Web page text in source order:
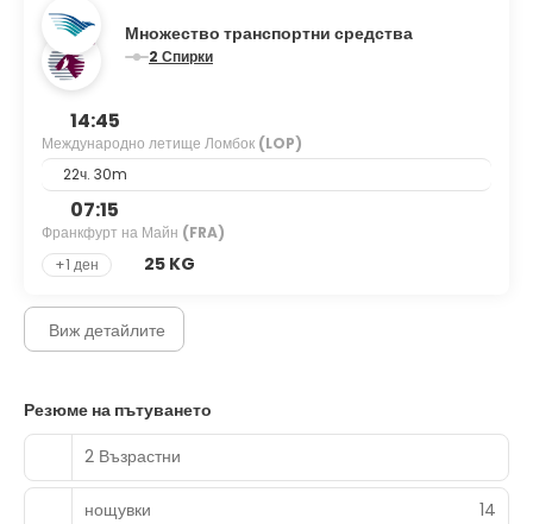
Множество транспортни средства
2 Спирки
14:45
Международно летище Ломбок (LOP)
22ч. 30m
07:15
Франкфурт на Майн (FRA)
+1 ден
25 KG
Виж детайлите
Резюме на пътуването
2 Възрастни
нощувки 14